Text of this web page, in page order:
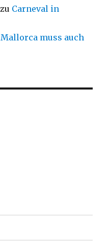
zu Carneval in
Mallorca muss auch